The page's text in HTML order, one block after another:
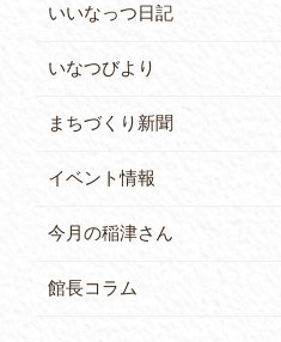
いいなっつ日記
いなつびより
まちづくり新聞
イベント情報
今月の稲津さん
館長コラム